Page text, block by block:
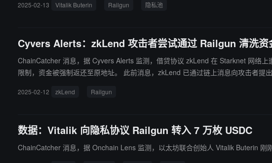
受隐私池的匿名功能。如果有人不认同 Railgun 的筛选规则，可以自由分叉并创建
2025-02-13 Vitalik Buterin Railgun 隐私池
Cyvers Alerts：zkLend 攻击者尝试通过 Railgun 清洗资
ChainCatcher 消息，据 Cyvers Alerts 监测，借贷协议 zkLend 在 Starknet 网络
限制，资金被强制返还至原地址。 此前消息，zkLend 已通过链
2025-02-12 zkLend Railgun
数据：Vitalik 向隐私协议 Railgun 转入 7 万枚 USDC
ChainCatcher 消息，据 Onchain Lens 监测，以太坊联合创始人 Vitalik Buterin 刚